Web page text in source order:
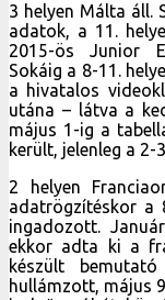
3 helyen Málta áll.
adatok, a 11.
2015-ös Junior
Sokáig a 8-11.
a hivatalos
utána – látva a
május 1-ig a
került, jelenleg a
2 helyen
adatrögzítéskor a
ingadozott.
ekkor adta ki a
készült
hullámzott, május